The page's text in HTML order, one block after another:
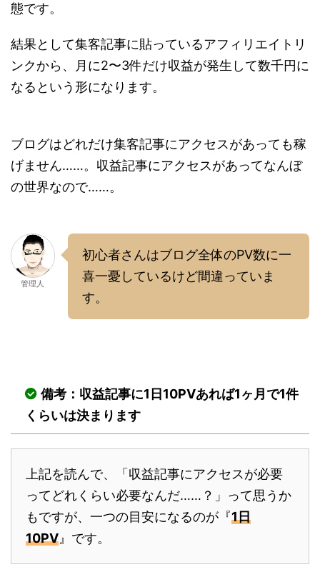
態です。
結果として集客記事に貼っているアフィリエイトリ
ンクから、月に2〜3件だけ収益が発生して数千円に
なるという形になります。
ブログはどれだけ集客記事にアクセスがあっても稼
げません……。収益記事にアクセスがあってなんぼ
の世界なので……。
管理人
初心者さんはブログ全体のPV数に一
喜一憂しているけど間違っていま
す。
備考：収益記事に1日10PVあれば1ヶ月で1件
くらいは決まります
上記を読んで、「収益記事にアクセスが必要
ってどれくらい必要なんだ……？」って思うか
もですが、一つの目安になるのが『1日
10PV 』です。